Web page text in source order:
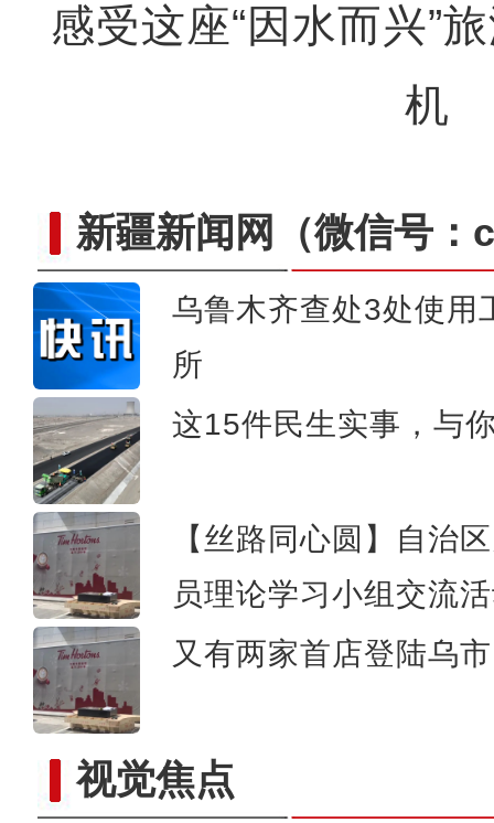
感受这座“因水而兴”
机
新疆新闻网 （微信号
乌鲁木齐查处3处使用
所
这15件民生实事，与
【丝路同心圆】自治
员理论学习小组交流
又有两家首店登陆乌
视觉焦点
《游在新疆、吃住在兵团》
实拍新疆科桑溶洞国家森